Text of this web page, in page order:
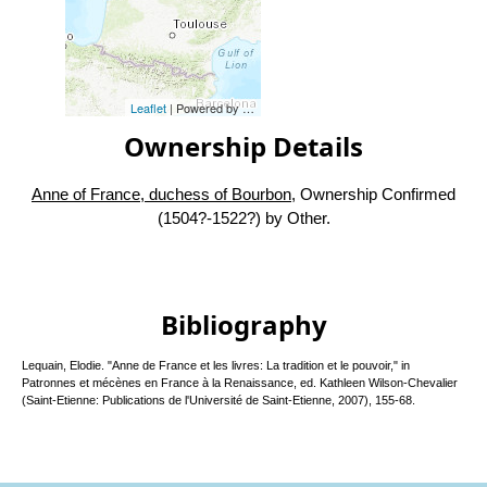
Leaflet| Powered byEsri
Ownership Details
Anne of France, duchess of Bourbon, Ownership Confirmed
(1504?-1522?) by Other.
Bibliography
Lequain, Elodie. "Anne de France et les livres: La tradition et le pouvoir," in
Patronnes et mécènes en France à la Renaissance, ed. Kathleen Wilson-Chevalier
(Saint-Etienne: Publications de l'Université de Saint-Etienne, 2007), 155-68.